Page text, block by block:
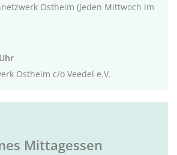
Ostheim (Jeden Mittwoch im
Ostheim c/o Veedel e.V.
Mittagessen